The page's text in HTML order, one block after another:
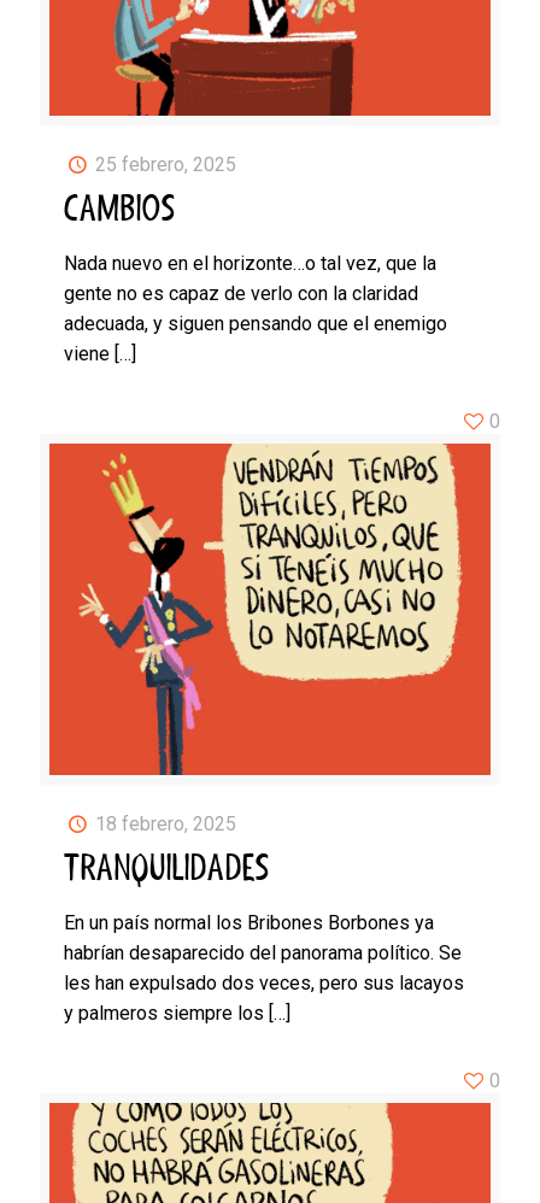
25 febrero, 2025
CAMBIOS
Nada nuevo en el horizonte…o tal vez, que la
gente no es capaz de verlo con la claridad
adecuada, y siguen pensando que el enemigo
viene […]
18 febrero, 2025
TRANQUILIDADES
En un país normal los Bribones Borbones ya
habrían desaparecido del panorama político. Se
les han expulsado dos veces, pero sus lacayos
y palmeros siempre los […]
0
0